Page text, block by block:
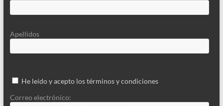
Apellidos
He leído y acepto los términos y condiciones
Correo electrónico: